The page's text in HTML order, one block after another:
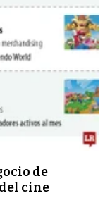
de
cine